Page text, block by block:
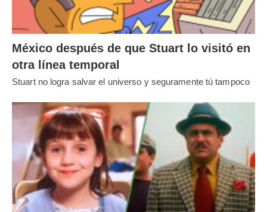
México después de que Stuart lo visitó en
otra línea temporal
Stuart no logra salvar el universo y seguramente tú tampoco